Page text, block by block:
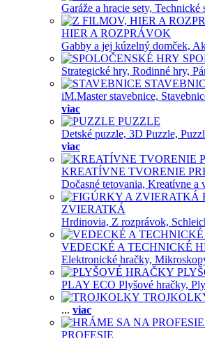
Garáže a hracie sety, Technické
HIER A ROZPRÁVOK
Gabby a jej kúzelný domček,
Strategické hry, Rodinné hry,
iM.Master stavebnice,
viac
PUZZLE
Detské puzzle, 3D Puzzle,
viac
KREATÍVNE TVORENIE
Dočasné tetovania, Kreatívne a
ZVIERATKÁ
Hrdinovia, Z rozprávok,
VEDECKÉ A TECHNICKÉ
Elektronické hračky,
PLAY ECO Plyšové hračky,
... viac
PROFESIE